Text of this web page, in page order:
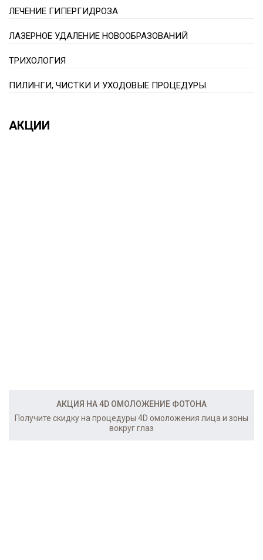
ЛЕЧЕНИЕ ГИПЕРГИДРОЗА
ЛАЗЕРНОЕ УДАЛЕНИЕ НОВООБРАЗОВАНИЙ
ТРИХОЛОГИЯ
ПИЛИНГИ, ЧИСТКИ И УХОДОВЫЕ ПРОЦЕДУРЫ
АКЦИИ
АКЦИЯ НА 4D ОМОЛОЖЕНИЕ ФОТОНА
Получите скидку на процедуры 4D омоложения лица и зоны
вокруг глаз